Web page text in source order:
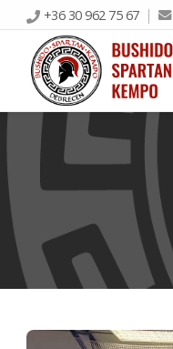
+36 30 962 75 67